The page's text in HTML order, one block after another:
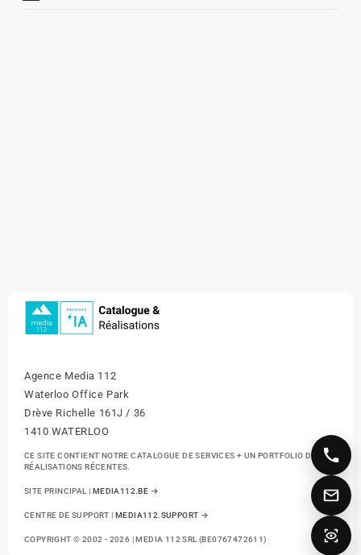
Agence Media 112
Waterloo Office Park
Drève Richelle 161J / 36
1410 WATERLOO
CE SITE CONTIENT NOTRE CATALOGUE DE SERVICES + UN PORTFOLIO DE NOS
RÉALISATIONS RÉCENTES.
SITE PRINCIPAL | MEDIA112.BE →
CENTRE DE SUPPORT | MEDIA112.SUPPORT →
COPYRIGHT © 2002 - 2026 | MEDIA 112 SRL (BE0767472611)